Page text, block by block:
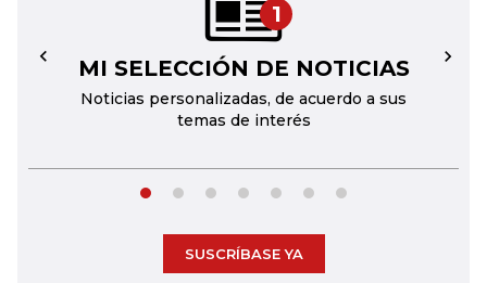
1
MI SELECCIÓN DE NOTICIAS
Noticias personalizadas, de acuerdo a sus
temas de interés
← →
SUSCRÍBASE YA